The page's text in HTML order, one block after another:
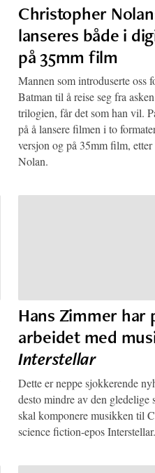
Christopher
lanseres både i
på 35mm film
Mannen som introduserte oss
Batman til å reise seg fra
trilogien, får det som han vil.
på å lansere filmen i to
versjon og på 35mm film,
Nolan.
Hans Zimmer har
arbeidet med
Interstellar
Dette er neppe sjokkerende
desto mindre av den gledelige
skal komponere musikken til
science fiction-epos